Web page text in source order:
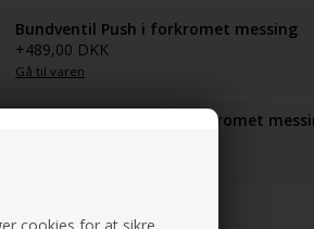
Bundventil Push i forkromet messing
+489,00 DKK
Gå til varen
Bundventil Free Flow i forkromet